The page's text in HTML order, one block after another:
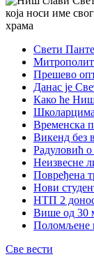
Свети
Митрополит
Прешево
Данас је
Како ће Ниш
Временска
Викенд без
Радуловић
Неизвесне
Повређена
Нови
НТП 2
Више од 30
Поломљене
Све вести